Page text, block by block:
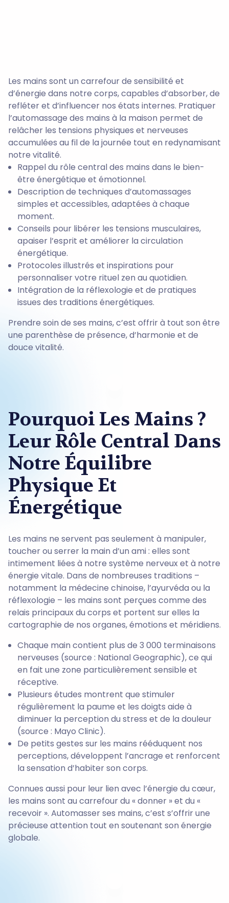
Les mains sont un carrefour de sensibilité et
d’énergie dans notre corps, capables d’absorber, de
refléter et d’influencer nos états internes. Pratiquer
l’automassage des mains à la maison permet de
relâcher les tensions physiques et nerveuses
accumulées au fil de la journée tout en redynamisant
notre vitalité.
Rappel du rôle central des mains dans le bien-
être énergétique et émotionnel.
Description de techniques d’automassages
simples et accessibles, adaptées à chaque
moment.
Conseils pour libérer les tensions musculaires,
apaiser l’esprit et améliorer la circulation
énergétique.
Protocoles illustrés et inspirations pour
personnaliser votre rituel zen au quotidien.
Intégration de la réflexologie et de pratiques
issues des traditions énergétiques.
Prendre soin de ses mains, c’est offrir à tout son être
une parenthèse de présence, d’harmonie et de
douce vitalité.
Pourquoi Les Mains ?
Leur Rôle Central Dans
Notre Équilibre
Physique Et
Énergétique
Les mains ne servent pas seulement à manipuler,
toucher ou serrer la main d’un ami : elles sont
intimement liées à notre système nerveux et à notre
énergie vitale. Dans de nombreuses traditions –
notamment la médecine chinoise, l’ayurvéda ou la
réflexologie – les mains sont perçues comme des
relais principaux du corps et portent sur elles la
cartographie de nos organes, émotions et méridiens.
Chaque main contient plus de 3 000 terminaisons
nerveuses (source : National Geographic), ce qui
en fait une zone particulièrement sensible et
réceptive.
Plusieurs études montrent que stimuler
régulièrement la paume et les doigts aide à
diminuer la perception du stress et de la douleur
(source : Mayo Clinic).
De petits gestes sur les mains rééduquent nos
perceptions, développent l’ancrage et renforcent
la sensation d’habiter son corps.
Connues aussi pour leur lien avec l’énergie du cœur,
les mains sont au carrefour du « donner » et du «
recevoir ». Automasser ses mains, c’est s’offrir une
précieuse attention tout en soutenant son énergie
globale.